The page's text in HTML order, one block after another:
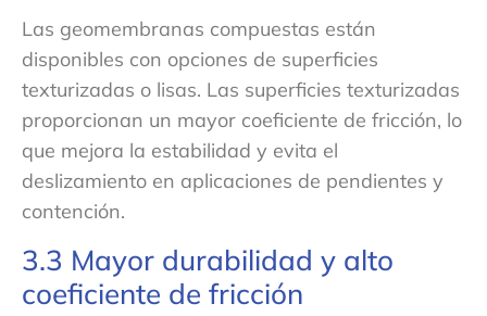
Las geomembranas compuestas están
disponibles con opciones de superficies
texturizadas o lisas. Las superficies texturizadas
proporcionan un mayor coeficiente de fricción, lo
que mejora la estabilidad y evita el
deslizamiento en aplicaciones de pendientes y
contención.
3.3 Mayor durabilidad y alto
coeficiente de fricción